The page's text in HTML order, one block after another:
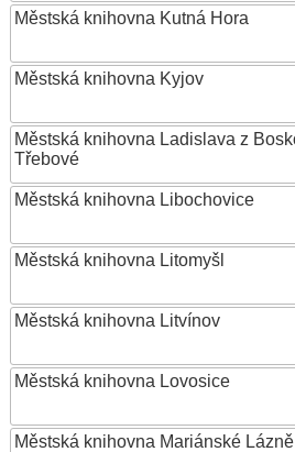
Městská knihovna Kutná Hora
Městská knihovna Kyjov
Městská knihovna Ladislava z
Třebové
Městská knihovna Libochovice
Městská knihovna Litomyšl
Městská knihovna Litvínov
Městská knihovna Lovosice
Městská knihovna Mariánské Lázně